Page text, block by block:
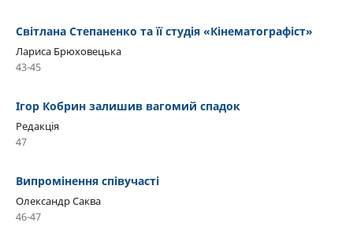
Світлана Степаненко та її студія «Кінематографіст»
Лариса Брюховецька
43-45
Ігор Кобрин залишив вагомий спадок
Редакція
47
Випромінення співучасті
Олександр Саква
46-47